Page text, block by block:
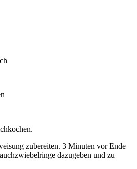
zubereiten. 3 Minuten vor Ende
dazugeben und zu